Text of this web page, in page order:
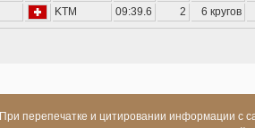
KTM 09:39.6 2 6 кругов
При перепечатке и цитировании информации с